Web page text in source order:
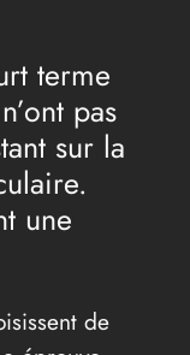
terme
pas
sur la
une
de